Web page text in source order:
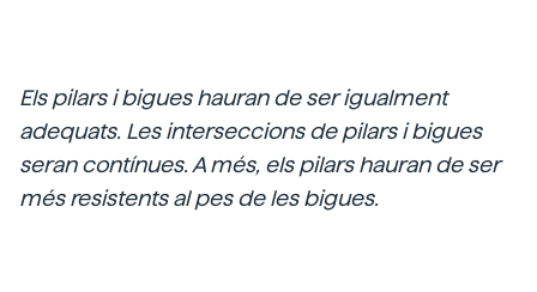
Els pilars i bigues hauran de ser igualment
adequats. Les interseccions de pilars i bigues
seran contínues. A més, els pilars hauran de ser
més resistents al pes de les bigues.